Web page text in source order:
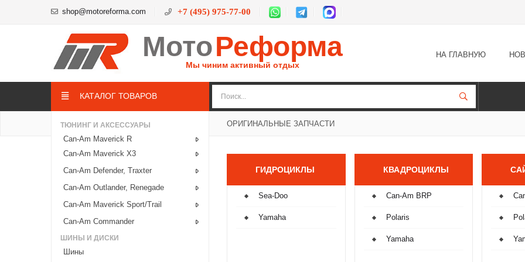
shop@motoreforma.com +7 (495) 975-77-00
МотоРеформа
Мы чиним активный отдых
НА ГЛАВНУЮ
ОРИГИНАЛЬНЫЕ ЗАПЧАСТИ
КАТАЛОГ ТОВАРОВ
ТЮНИНГ И АКСЕССУАРЫ
Can-Am Maverick R
Can-Am Maverick X3
Can-Am Defender, Traxter
Can-Am Outlander, Renegade
Can-Am Maverick Sport/Trail
Can-Am Commander
ШИНЫ И ДИСКИ
Шины
ГИДРОЦИКЛЫ
Sea-Doo
Yamaha
КВАДРОЦИКЛЫ
Can-Am BRP
Polaris
Yamaha